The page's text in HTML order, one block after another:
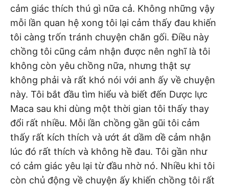
cảm giác thích thú gì nữa cả. Không những vậy
mỗi lần quan hệ xong tôi lại cảm thấy đau khiến
tôi càng trốn tránh chuyện chăn gối. Điều này
chồng tôi cũng cảm nhận được nên nghĩ là tôi
không còn yêu chồng nữa, nhưng thật sự
không phải và rất khó nói với anh ấy về chuyện
này. Tôi bắt đầu tìm hiểu và biết đến Dược lực
Maca sau khi dùng một thời gian tôi thấy thay
đổi rất nhiều. Mỗi lần chồng gần gũi tôi cảm
thấy rất kích thích và ướt át dầm dề cảm nhận
lúc đó rất thích và không hề đau. Tôi gần như
có cảm giác yêu lại từ đầu nhờ nó. Nhiều khi tôi
còn chủ động về chuyện ấy khiến chồng tôi rất